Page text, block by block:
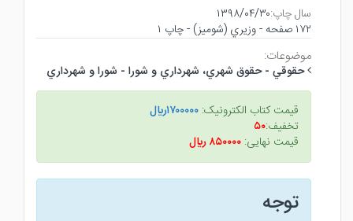
سال چاپ:۱۳۹۸/۰۴/۳۰
۱۷۲ صفحه - وزيري (شوميز) - چاپ ۱
موضوعات:
حقوقي - حقوق شهري، شهرداري و شورا - شورا و شهرداري
قیمت کتاب الکترونیک: ۱۷۰۰۰۰۰ريال
تخفیف:۵۰
قیمت نهایی: ۸۵۰۰۰۰ ريال
توجه